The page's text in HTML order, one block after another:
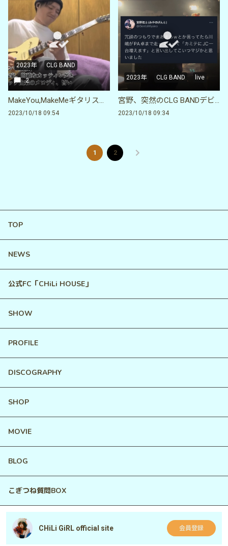
2023年 CLG BAND
2
MakeYou,MakeMeギタリスト聴き比べ
2023/10/18 09:54
2023年 CLG BAND live
宮野、突然のCLG BANDデビュー@2023.1.17渋谷eggman
2023/10/18 09:34
1 2
TOP
NEWS
公式FC「CHiLi HOUSE」
SHOW
PROFILE
DISCOGRAPHY
SHOP
MOVIE
BLOG
こぎつね質問BOX
CHiLi GiRL official site 会員登録